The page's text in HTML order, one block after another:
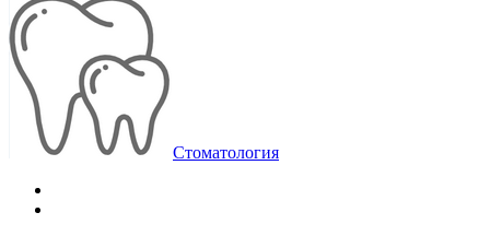
Стоматология